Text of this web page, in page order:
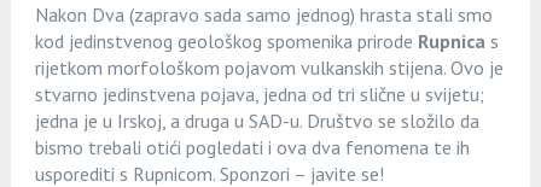
Nakon Dva (zapravo sada samo jednog) hrasta stali smo
kod jedinstvenog geološkog spomenika prirode Rupnica s
rijetkom morfološkom pojavom vulkanskih stijena. Ovo je
stvarno jedinstvena pojava, jedna od tri slične u svijetu;
jedna je u Irskoj, a druga u SAD-u. Društvo se složilo da
bismo trebali otići pogledati i ova dva fenomena te ih
usporediti s Rupnicom. Sponzori – javite se!